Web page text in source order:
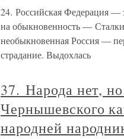
24. Российская Федерация —
на обыкновенность —
необыкновенная Россия —
страдание. Выдохлась
37. Народа нет,
Чернышевского
народней